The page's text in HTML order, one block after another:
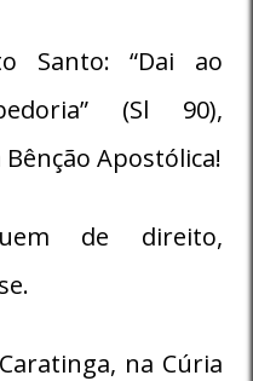
Santo: “Dai ao
(Sl 90),
Apostólica!
de direito,
na Cúria